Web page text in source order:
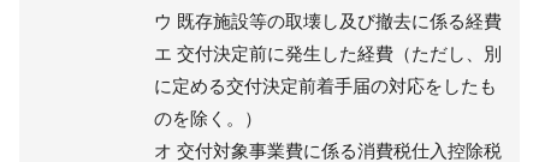
ウ 既存施設等の取壊し及び撤去に係る経費
エ 交付決定前に発生した経費（ただし、別
に定める交付決定前着手届の対応をしたも
のを除く。）
オ 交付対象事業費に係る消費税仕入控除税